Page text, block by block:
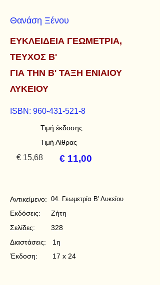
Θανάση Ξένου
ΕΥΚΛΕΙΔΕΙΑ ΓΕΩΜΕΤΡΙΑ,
ΤΕΥΧΟΣ Β'
ΓΙΑ ΤΗΝ Β' ΤΑΞΗ ΕΝΙΑΙΟΥ
ΛΥΚΕΙΟΥ
ISBN: 960-431-521-8
Τιμή έκδοσης
Τιμή Αίθρας
€ 15,68 € 11,00
Αντικείμενο:
Εκδόσεις:
Σελίδες:
04. Γεωμετρία Β' Λυκείου
Ζήτη
328
Διαστάσεις:
Έκδοση:
1η
17 x 24